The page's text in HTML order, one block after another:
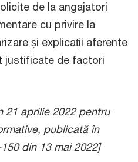
de la angajatori
cu privire la
și explicații aferente
justificate de factori
21 aprilie 2022 pentru
publicată în
din 13 mai 2022]